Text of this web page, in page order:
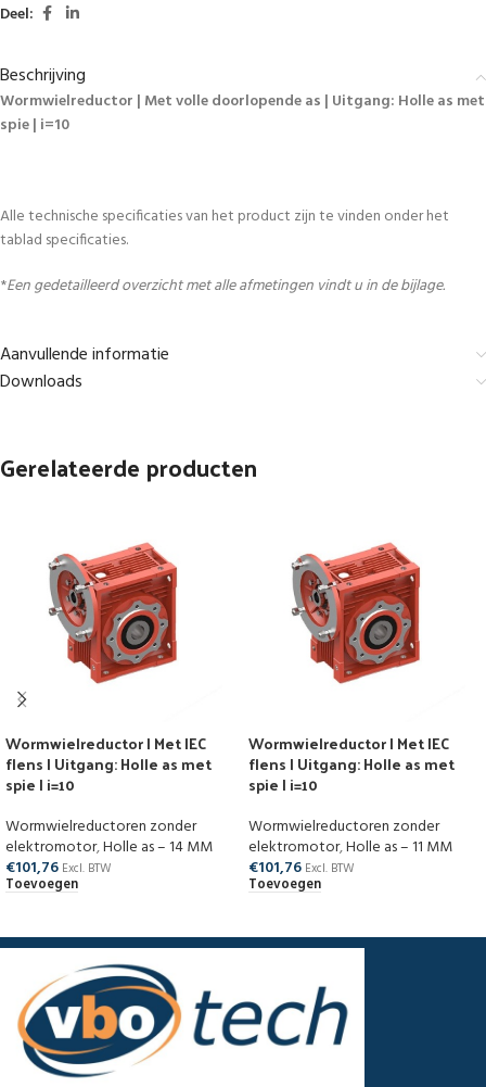
Deel:
Beschrijving
Wormwielreductor | Met volle doorlopende as | Uitgang: Holle as met
spie | i=10
Alle technische specificaties van het product zijn te vinden onder het
tablad specificaties.
*Een gedetailleerd overzicht met alle afmetingen vindt u in de bijlage.
Aanvullende informatie
Downloads
Gerelateerde producten
Wormwielreductor | Met IEC
flens | Uitgang: Holle as met
spie | i=10
Wormwielreductoren zonder
elektromotor,Holle as – 14 MM
€101,76 Excl. BTW
Toevoegen
Wormwielreductor | Met IEC
flens | Uitgang: Holle as met
spie | i=10
Wormwielreductoren zonder
elektromotor,Holle as – 11 MM
€101,76 Excl. BTW
Toevoegen